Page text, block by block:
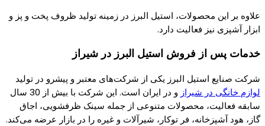
علاوه بر این محصولات، استیل البرز در زمینه تولید ظروف پخت و پز و
ابزار آشپزی نیز فعالیت دارد.
خدمات پس از فروش استیل البرز در شیراز
شرکت صنایع استیل البرز یکی از شرکت‌های معتبر و پیشرو در تولید
لوازم خانگی در شیراز
و در ایران است. این شرکت با بیش از 30 سال
سابقه فعالیت، محصولات متنوعی از جمله سینک ظرفشویی، اجاق
گاز، هود آشپزخانه، فر توکار، شیرآلات و غیره را در بازار عرضه می‌کند.